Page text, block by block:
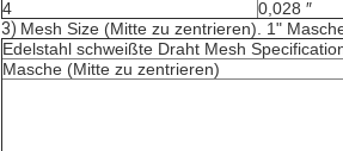
4
0,028 ″
3) Mesh Size (Mitte zu zentrieren). 1"
Edelstahl schweißte Draht Mesh
Masche (Mitte zu zentrieren)